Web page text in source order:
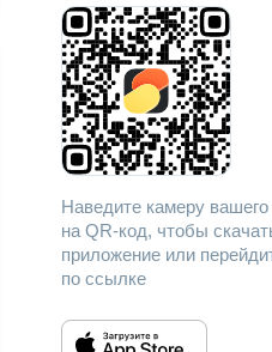
Наведите камеру
на QR-код, чтобы
приложение или
по ссылке